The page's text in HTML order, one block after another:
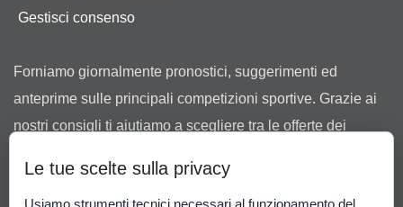
Gestisci consenso
Forniamo giornalmente pronostici, suggerimenti ed
anteprime sulle principali competizioni sportive. Grazie ai
nostri consigli ti aiutiamo a scegliere tra le offerte dei
operare in Italia rilasciata dall’Agenzia delle Dogane e dei
Le tue scelte sulla privacy
Usiamo strumenti tecnici necessari al funzionamento del